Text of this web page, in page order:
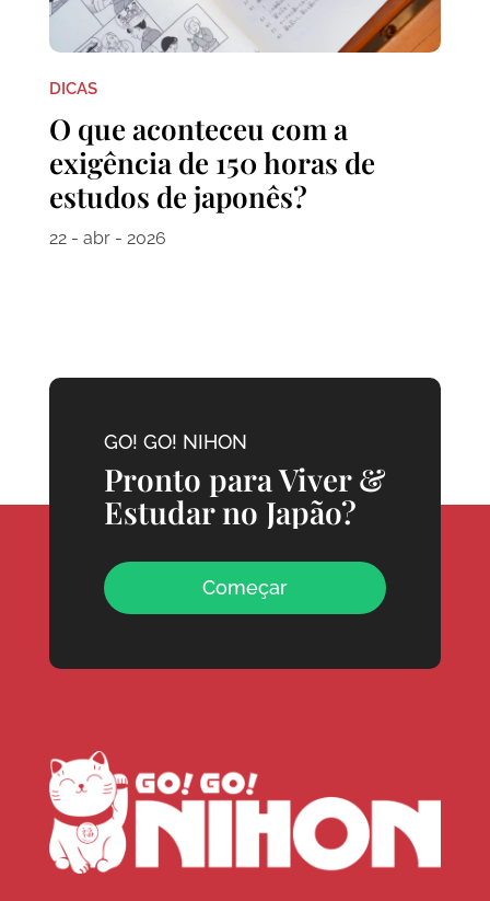
DICAS
O que aconteceu com a
exigência de 150 horas de
estudos de japonês?
22 - abr - 2026
GO! GO! NIHON
Pronto para Viver &
Estudar no Japão?
Começar